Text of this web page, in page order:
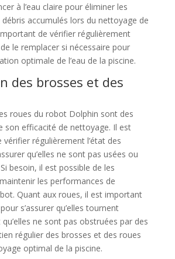
à l’eau claire pour éliminer les
accumulés lors du nettoyage de
de vérifier régulièrement
le remplacer si nécessaire pour
optimale de l’eau de la piscine.
des brosses et des
roues du robot Dolphin sont des
son efficacité de nettoyage. Il est
régulièrement l’état des
qu’elles ne sont pas usées ou
besoin, il est possible de les
les performances de
Quant aux roues, il est important
s’assurer qu’elles tournent
ne sont pas obstruées par des
régulier des brosses et des roues
optimal de la piscine.